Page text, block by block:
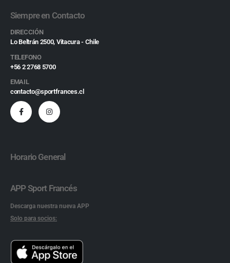
Siempre en Contacto
DIRECCIÓN
Lo Beltrán 2500, Vitacura - Chile
TELEFONO
+56 2 2768 5700
EMAIL
contacto@sportfrances.cl
Horario General
APP Sport Francés
Descarga nuestra nueva APP
Solo para socios: